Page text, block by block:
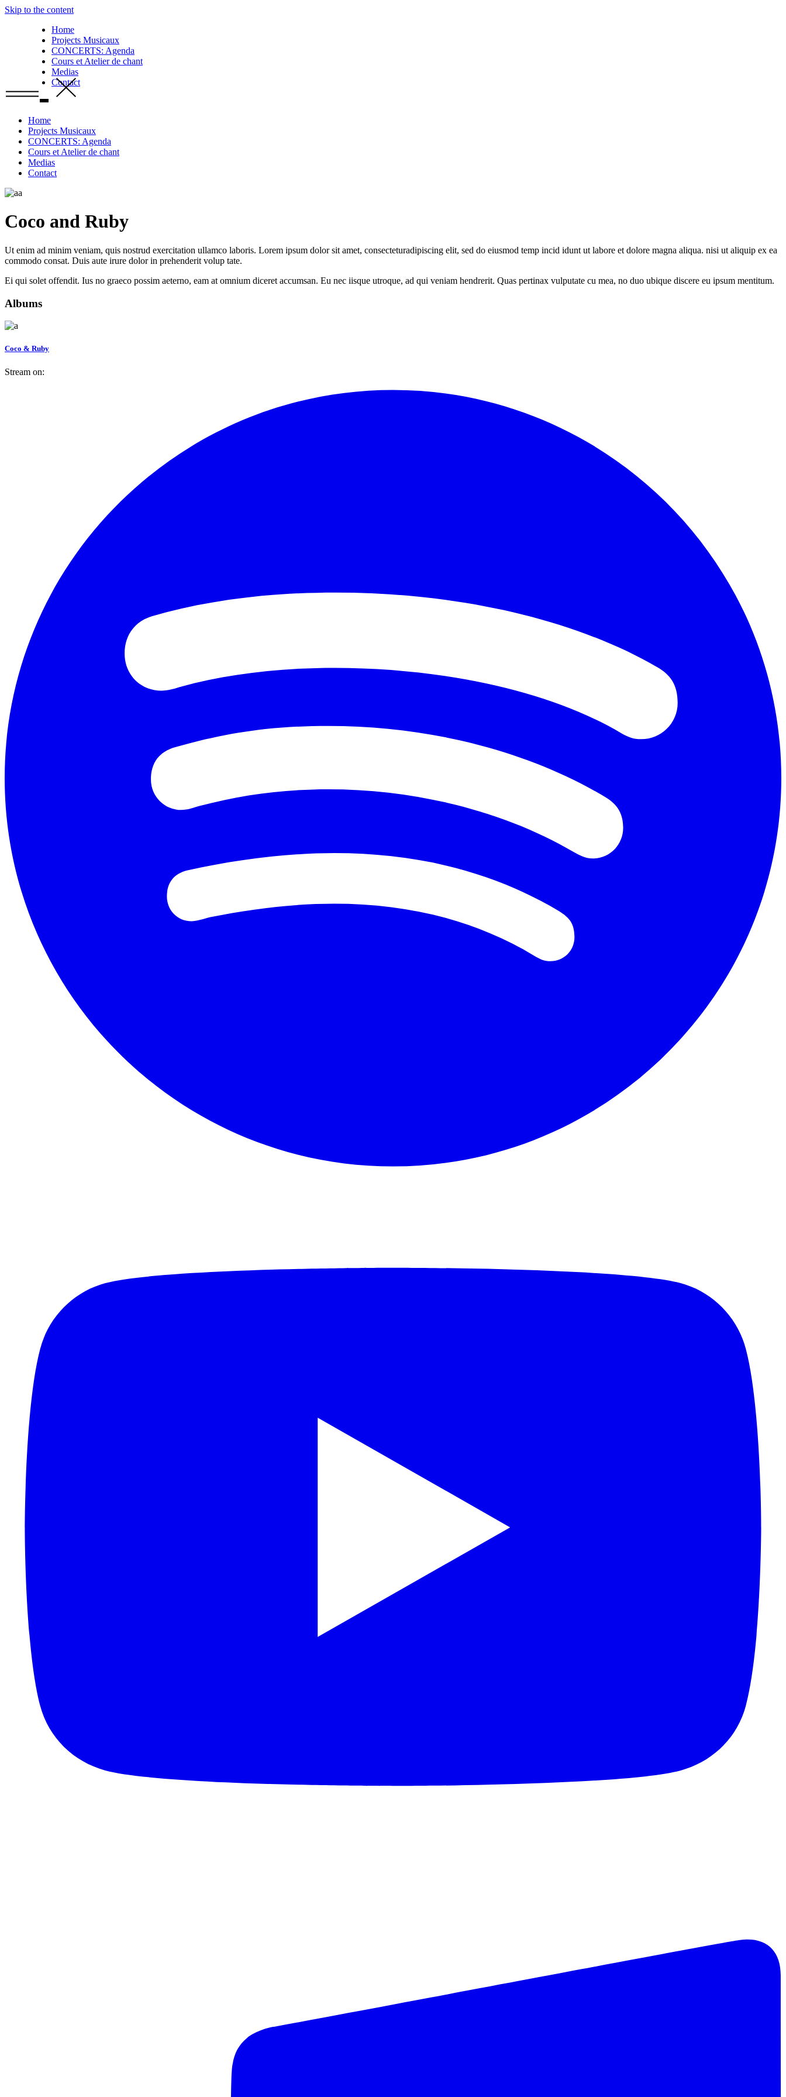
Skip to the content
Home
Projects Musicaux
CONCERTS: Agenda
Cours et Atelier de chant
Medias
Contact
Home
Projects Musicaux
CONCERTS: Agenda
Cours et Atelier de chant
Medias
Contact
Coco and Ruby
Ut enim ad minim veniam, quis nostrud exercitation ullamco laboris. Lorem ipsum dolor sit amet, consecteturadipiscing elit, sed do eiusmod temp incid idunt ut labore et dolore magna aliqua. nisi ut aliquip ex ea
commodo consat. Duis aute irure dolor in prehenderit volup tate.
Ei qui solet offendit. Ius no graeco possim aeterno, eam at omnium diceret accumsan. Eu nec iisque utroque, ad qui veniam hendrerit. Quas pertinax vulputate cu mea, no duo ubique discere eu ipsum mentitum.
Albums
Coco & Ruby
Stream on: